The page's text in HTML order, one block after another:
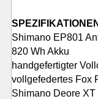
Shimano EP801
820 Wh Akku
handgefertigter
vollgefedertes Fox
Shimano Deore